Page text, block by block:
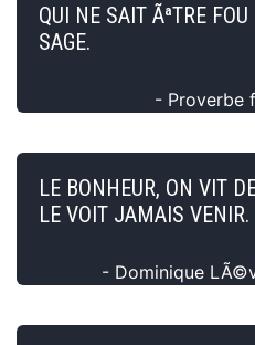
QUI NE SAIT ÃªTRE
SAGE.
- Proverbe
LE BONHEUR, ON VIT
LE VOIT JAMAIS VENIR.
- Dominique